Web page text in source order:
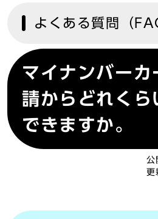
よくある質問（
マイナンバーカ
請からどれくら
できますか。
公
更